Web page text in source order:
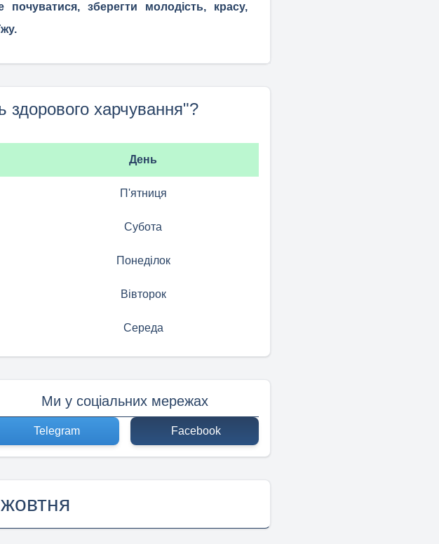
зберегти молодість, красу,
здорового харчування"?
День
П'ятниця
Субота
Понеділок
Вівторок
Середа
Ми у соціальних мережах
Telegram Facebook